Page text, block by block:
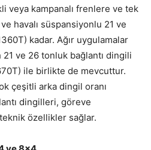
veya kampanalı frenlere ve tek
havalı süspansiyonlu 21 ve
kadar. Ağır uygulamalar
ve 26 tonluk bağlantı dingili
ile birlikte de mevcuttur.
çeşitli arka dingil oranı
dingilleri, göreve
özellikler sağlar.